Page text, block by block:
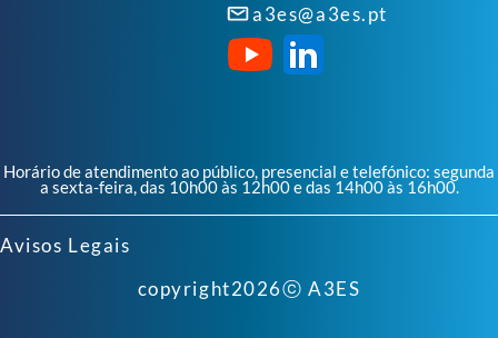
a3es@a3es.pt
Horário de atendimento ao público, presencial e telefónico: segunda
a sexta-feira, das 10h00 às 12h00 e das 14h00 às 16h00.
Avisos Legais
copyright2026ⓒ A3ES